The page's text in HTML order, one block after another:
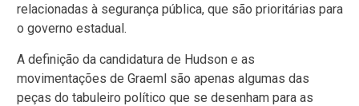
relacionadas à segurança pública, que são prioritárias para
o governo estadual.
A definição da candidatura de Hudson e as
movimentações de Graeml são apenas algumas das
peças do tabuleiro político que se desenham para as